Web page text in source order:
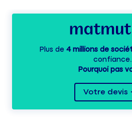
Plus de 4 millions de
confiance.
Pourquoi pas
Votre devis